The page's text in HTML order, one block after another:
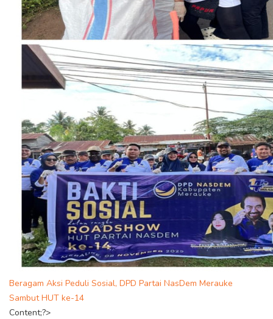
Beragam Aksi Peduli Sosial, DPD Partai NasDem Merauke
Sambut HUT ke-14
Content;?>